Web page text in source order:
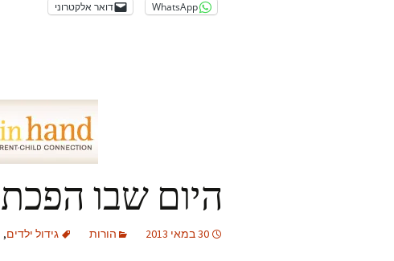
WhatsApp דואר אלקטרוני
היום שבו
30 במאי 2013 הורות גידול ילדים,